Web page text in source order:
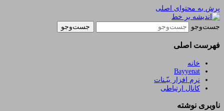
پرش به محتوای اصلی
اندیشه بر خط
یادداشتهای یک معلم در باب زندگی، اخلاق، اخبار،
علم و سیاست
جست‌وجو
فهرست اصلی
خانه
Bayyenat
نرم افزار بیّـنات
کانال ارتباطی
ناوبری نوشته